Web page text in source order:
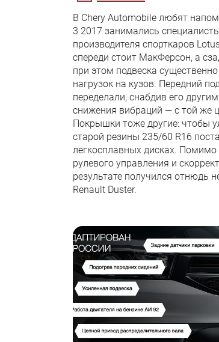
В Chery Automobile любят
3 2017 занимались
производителя спорткаров
спереди стоит МакФерсон, а
при этом подвеска
нагрузок на кузов. Передний
переделали, снабдив его
снижения вибраций — с той же
Покрышки тоже другие: чтобы
старой резины 235/60 R16
легкосплавных дисках. Помимо
рулевого управления и
результате получился отнюдь
Renault Duster.